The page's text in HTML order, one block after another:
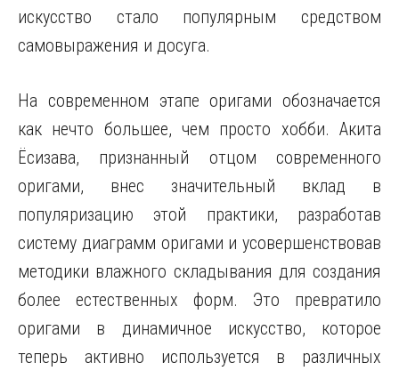
искусство стало популярным средством
самовыражения и досуга.
На современном этапе оригами обозначается
как нечто большее, чем просто хобби. Акита
Ёсизава, признанный отцом современного
оригами, внес значительный вклад в
популяризацию этой практики, разработав
систему диаграмм оригами и усовершенствовав
методики влажного складывания для создания
более естественных форм. Это превратило
оригами в динамичное искусство, которое
теперь активно используется в различных